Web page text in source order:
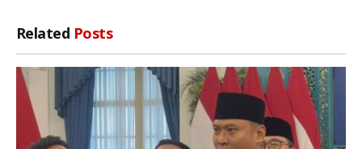
Related Posts